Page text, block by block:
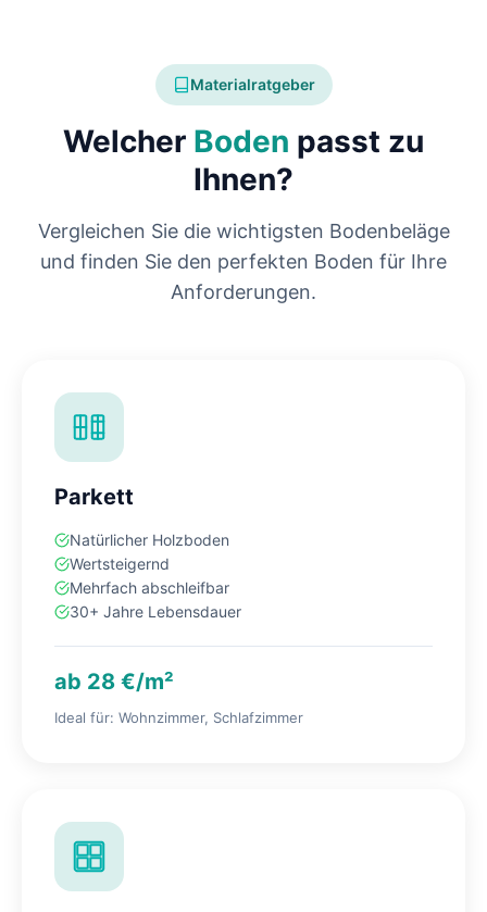
Materialratgeber
Welcher Boden passt zu
Ihnen?
Vergleichen Sie die wichtigsten Bodenbeläge
und finden Sie den perfekten Boden für Ihre
Anforderungen.
Parkett
Natürlicher Holzboden
Wertsteigernd
Mehrfach abschleifbar
30+ Jahre Lebensdauer
ab 28 €/m²
Ideal für: Wohnzimmer, Schlafzimmer